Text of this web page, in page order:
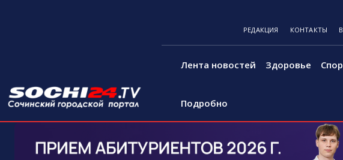
РЕДАКЦИЯ КОНТАКТЫ
Лента новостей Здоровье
Подробно